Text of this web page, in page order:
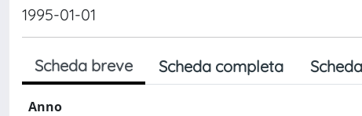
1995-01-01
Scheda breve Scheda completa
Anno